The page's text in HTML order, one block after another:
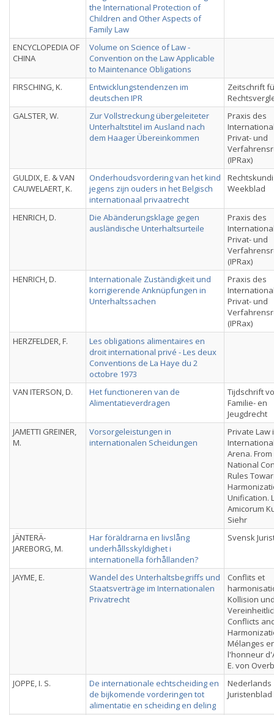
the International Protection of
Children and Other Aspects of
Family Law
ENCYCLOPEDIA OF
CHINA
Volume on Science of Law -
Convention on the Law Applicable
to Maintenance Obligations
FIRSCHING, K.
Entwicklungstendenzen im
deutschen IPR
Zeitschrift
GALSTER, W.
Zur Vollstreckung übergeleiteter
Unterhaltstitel im Ausland nach
dem Haager Übereinkommen
Praxis des
Privat- und
(IPRax)
GULDIX, E. & VAN
CAUWELAERT, K.
Onderhoudsvordering van het kind
jegens zijn ouders in het Belgisch
internationaal privaatrecht
Weekblad
HENRICH, D.
Die Abänderungsklage gegen
ausländische Unterhaltsurteile
Praxis des
Privat- und
(IPRax)
HENRICH, D.
Internationale Zuständigkeit und
korrigierende Anknüpfungen in
Unterhaltssachen
Praxis des
Privat- und
(IPRax)
HERZFELDER, F.
Les obligations alimentaires en
droit international privé - Les deux
Conventions de La Haye du 2
octobre 1973
VAN ITERSON, D.
Het functioneren van de
Alimentatieverdragen
Tijdschrift
Familie- en
Jeugdrecht
JAMETTI GREINER,
M.
Vorsorgeleistungen in
internationalen Scheidungen
Private Law
Arena. From
National
Rules
Unification.
Amicorum
Siehr
JÄNTERÄ-
JAREBORG, M.
Har föräldrarna en livslång
underhållsskyldighet i
internationella förhållanden?
Svensk
JAYME, E.
Wandel des Unterhaltsbegriffs und
Staatsverträge im Internationalen
Privatrecht
Conflits et
Kollision
Conflicts
Mélanges
l'honneur
E. von
JOPPE, I. S.
De internationale echtscheiding en
de bijkomende vorderingen tot
alimentatie en scheiding en deling
Nederlands
Juristenblad